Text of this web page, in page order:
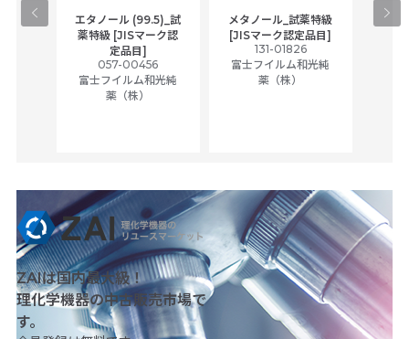
エタノール (99.5)_試
薬特級 [JISマーク認
定品目]
057-00456
富士フイルム和光純
薬（株）
メタノール_試薬特級
[JISマーク認定品目]
131-01826
富士フイルム和光純
薬（株）
ア
ZAIは国内最大級！
理化学機器の中古販売市場で
す。